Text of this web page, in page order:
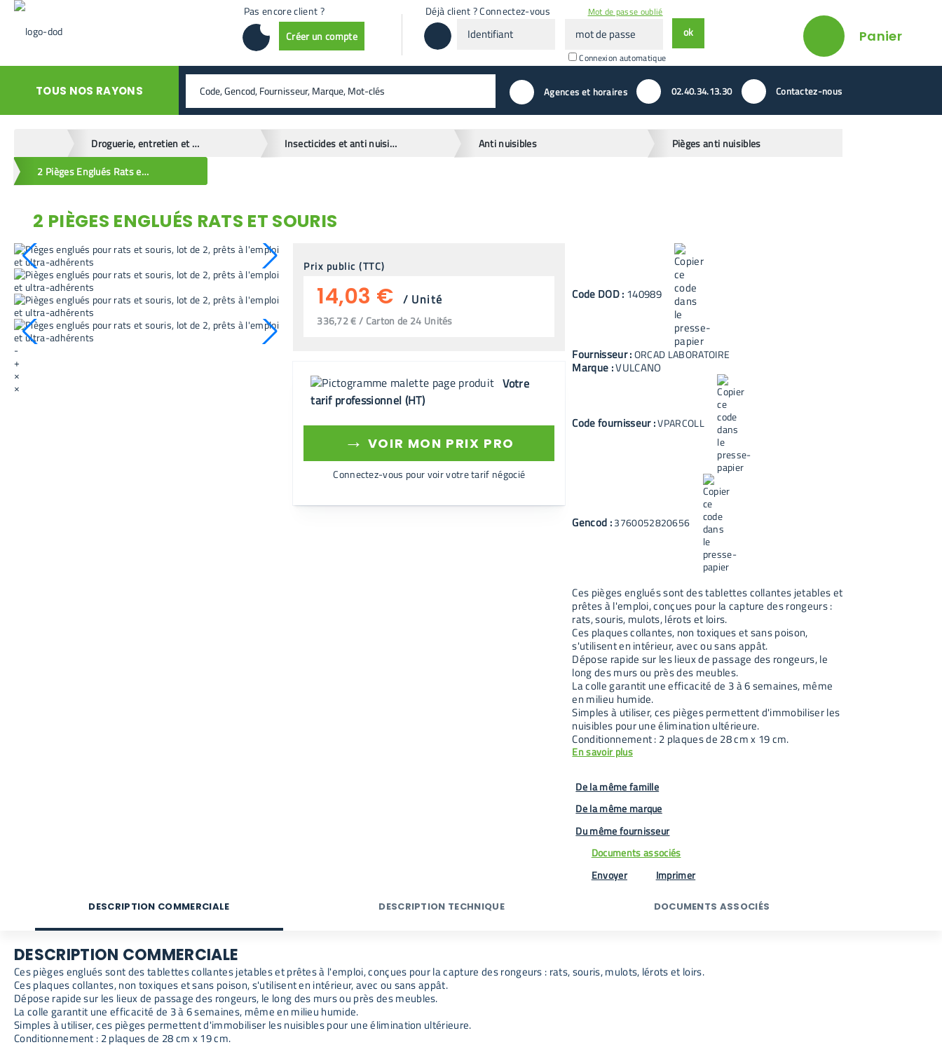
Pas encore client ?
Créer un compte
Déjà client ? Connectez-vous
passeConnexion automatique
Mot de passe oublié
ok Panier
TOUS NOS RAYONS rechercher valider Agences et horaires 02.40.34.13.30 Contactez-nous
Droguerie, entretien et hygiène Insecticides et anti nuisibles Anti nuisibles
Pièges anti nuisibles
2 Pièges Englués Rats et Souris
retour en arrière
2 PIÈGES ENGLUÉS RATS ET SOURIS
-
+
×
×
Prix public (TTC)
14,03 € / Unité
336,72 € / Carton de 24 Unités
Votre
tarif professionnel (HT)
→ VOIR MON PRIX PRO
Connectez-vous pour voir votre tarif négocié
Code DOD: 140989
Fournisseur :ORCAD LABORATOIRE
Marque :VULCANO
Code fournisseur :VPARCOLL
Gencod :3760052820656
Ces pièges englués sont des tablettes collantes jetables et
prêtes à l'emploi, conçues pour la capture des rongeurs :
rats, souris, mulots, lérots et loirs.
Ces plaques collantes, non toxiques et sans poison,
s'utilisent en intérieur, avec ou sans appât.
Dépose rapide sur les lieux de passage des rongeurs, le
long des murs ou près des meubles.
La colle garantit une efficacité de 3 à 6 semaines, même
en milieu humide.
Simples à utiliser, ces pièges permettent d'immobiliser les
nuisibles pour une élimination ultérieure.
Conditionnement : 2 plaques de 28 cm x 19 cm.
En savoir plus
De la même famille
De la même marque
Du même fournisseur
Documents associés
Envoyer
Imprimer
DESCRIPTION COMMERCIALE DESCRIPTION TECHNIQUE DOCUMENTS ASSOCIÉS
DESCRIPTION COMMERCIALE
Ces pièges englués sont des tablettes collantes jetables et prêtes à l'emploi, conçues pour la capture des rongeurs : rats, souris, mulots, lérots et loirs.
Ces plaques collantes, non toxiques et sans poison, s'utilisent en intérieur, avec ou sans appât.
Dépose rapide sur les lieux de passage des rongeurs, le long des murs ou près des meubles.
La colle garantit une efficacité de 3 à 6 semaines, même en milieu humide.
Simples à utiliser, ces pièges permettent d'immobiliser les nuisibles pour une élimination ultérieure.
Conditionnement : 2 plaques de 28 cm x 19 cm.